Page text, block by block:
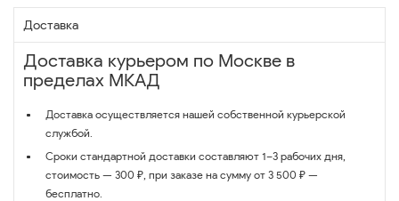
Доставка
Доставка курьером по Москве в
пределах МКАД
Доставка осуществляется нашей собственной курьерской
службой.
Сроки стандартной доставки составляют 1–3 рабочих дня,
стоимость — 300 ₽, при заказе на сумму от 3 500 ₽ —
бесплатно.